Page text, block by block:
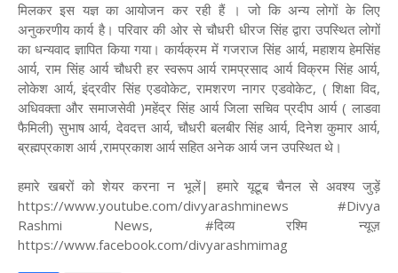
मिलकर इस यज्ञ का आयोजन कर रही हैं । जो कि अन्य लोगों के लिए
अनुकरणीय कार्य है। परिवार की ओर से चौधरी धीरज सिंह द्वारा उपस्थित लोगों
का धन्यवाद ज्ञापित किया गया। कार्यक्रम में गजराज सिंह आर्य, महाशय हेमसिंह
आर्य, राम सिंह आर्य चौधरी हर स्वरूप आर्य रामप्रसाद आर्य विक्रम सिंह आर्य,
लोकेश आर्य, इंद्रवीर सिंह एडवोकेट, रामशरण नागर एडवोकेट, ( शिक्षा विद,
अधिवक्ता और समाजसेवी )महेंद्र सिंह आर्य जिला सचिव प्रदीप आर्य ( लाडवा
फैमिली) सुभाष आर्य, देवदत्त आर्य, चौधरी बलबीर सिंह आर्य, दिनेश कुमार आर्य,
ब्रह्मप्रकाश आर्य ,रामप्रकाश आर्य सहित अनेक आर्य जन उपस्थित थे।
हमारे खबरों को शेयर करना न भूलें| हमारे यूटूब चैनल से अवश्य जुड़ें
https://www.youtube.com/divyarashminews #Divya
Rashmi News, #दिव्य रश्मि न्यूज़
https://www.facebook.com/divyarashmimag